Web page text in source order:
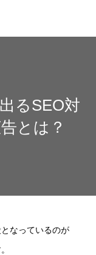
るSEO対
とは？
なっているのが